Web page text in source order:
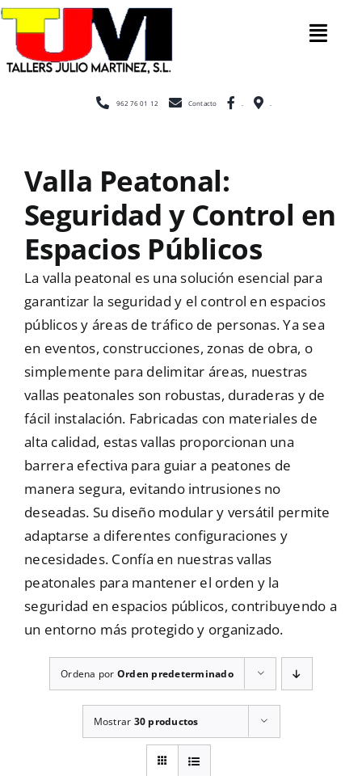
Saltar
contenido
Inicio
Escaleras
Mallas
Noticias
Contacto
962 76 01 12 Contacto
Valla Peatonal:
Seguridad y Control en
Espacios Públicos
La valla peatonal es una solución esencial para
garantizar la seguridad y el control en espacios
públicos y áreas de tráfico de personas. Ya sea
en eventos, construcciones, zonas de obra, o
simplemente para delimitar áreas, nuestras
vallas peatonales son robustas, duraderas y de
fácil instalación. Fabricadas con materiales de
alta calidad, estas vallas proporcionan una
barrera efectiva para guiar a peatones de
manera segura, evitando intrusiones no
deseadas. Su diseño modular y versátil permite
adaptarse a diferentes configuraciones y
necesidades. Confía en nuestras vallas
peatonales para mantener el orden y la
seguridad en espacios públicos, contribuyendo a
un entorno más protegido y organizado.
Ordena por Orden predeterminado
Mostrar 30 productos